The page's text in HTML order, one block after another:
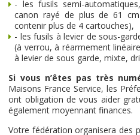
- les fusils semi-
canon rayé de plus de 61
contenir plus de 4 cartouches),
- les fusils à levier de sous-
(à verrou, à réarmement
à levier de sous garde, mixte,
Si vous n’êtes pas très
Maisons France Service, les
ont obligation de vous aider
également moyennant finances.
Votre fédération organisera des